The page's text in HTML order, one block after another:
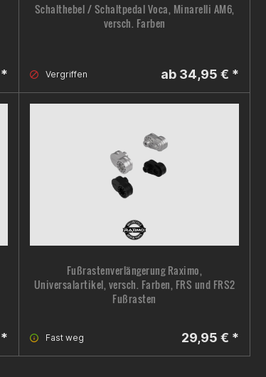
Schalthebel / Schaltpedal Voca, Minarelli AM6,
versch. Farben
Vergriffen ab 34,95 € *
Fußrastenverlängerung Raximo,
Universalartikel, versch. Farben, FRS und FRS2
Fußrasten
Fast weg 29,95 € *